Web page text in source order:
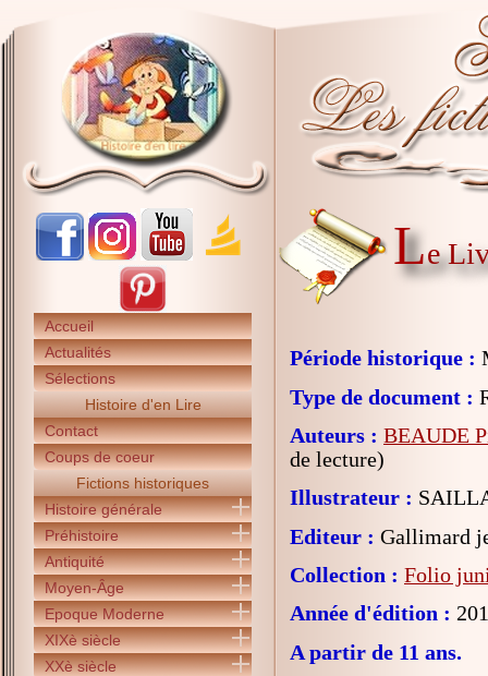
Accueil
Actualités
Sélections
Histoire d'en Lire
Contact
Coups de coeur
Fictions historiques
Histoire générale
Préhistoire
Antiquité
Moyen-Âge
Epoque Moderne
XIXè siècle
XXè siècle
Le
Période historique :
Type de document :
Auteurs : BEAUDE
de lecture)
Illustrateur :
Editeur : Gallimard
Collection : Folio
Année d'édition :
A partir de 11 ans.